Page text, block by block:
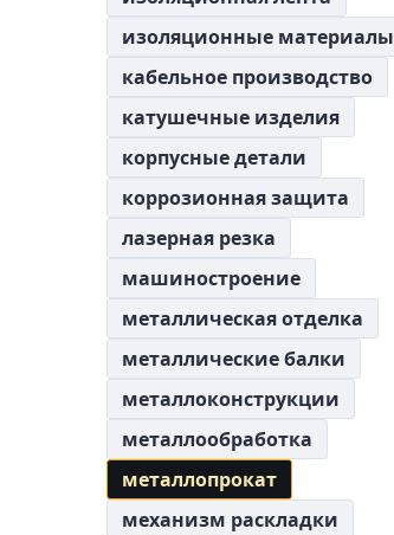
изоляционные материалы
кабельное производство
катушечные изделия
корпусные детали
коррозионная защита
лазерная резка
машиностроение
металлическая отделка
металлические балки
металлоконструкции
металлообработка
металлопрокат
механизм раскладки